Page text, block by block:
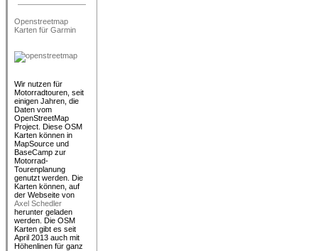
Openstreetmap
Karten für Garmin
Wir nutzen für
Motorradtouren, seit
einigen Jahren, die
Daten vom
OpenStreetMap
Project. Diese OSM
Karten können in
MapSource und
BaseCamp zur
Motorrad-
Tourenplanung
genutzt werden. Die
Karten können, auf
der Webseite von
Axel Schedler
herunter geladen
werden. Die OSM
Karten gibt es seit
April 2013 auch mit
Höhenlinen für ganz